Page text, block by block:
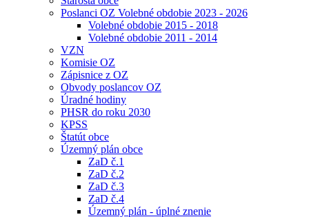
Poslanci OZ Volebné obdobie 2023 - 2026
Volebné obdobie 2015 - 2018
Volebné obdobie 2011 - 2014
VZN
Komisie OZ
Zápisnice z OZ
Obvody poslancov OZ
Úradné hodiny
PHSR do roku 2030
KPSS
Štatút obce
Územný plán obce
ZaD č.1
ZaD č.2
ZaD č.3
ZaD č.4
Územný plán - úplné znenie